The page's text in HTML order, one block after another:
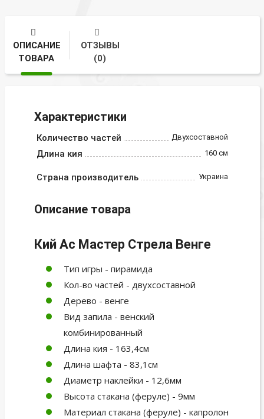
ОПИСАНИЕ
ТОВАРА
ОТЗЫВЫ
(0)
Характеристики
Количество частей Двухсоставной
Длина кия 160 см
Страна производитель Украина
Описание товара
Кий Ас Мастер Стрела Венге
Тип игры - пирамида
Кол-во частей - двухсоставной
Дерево - венге
Вид запила - венский
комбинированный
Длина кия - 163,4см
Длина шафта - 83,1см
Диаметр наклейки - 12,6мм
Высота стакана (феруле) - 9мм
Материал стакана (феруле) - капролон